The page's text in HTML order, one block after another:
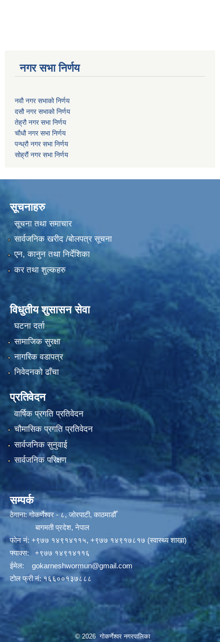
नगर सभा निर्णय
नवौ नगर सभाको निर्णय
दसौ नगर सभाको निर्णय
तेह्रौ नगर सभा निर्णय
चौधौ नगर सभा निर्णय
पन्ध्रौ नगर सभा निर्णय
सोह्रौं नगर सभा निर्णय
सूचनाहरु
सूचना तथा समाचार
सार्वजनिक खरीद /बोलपत्र सूचना
एन, कानुन तथा निर्देशिका
कर तथा शुल्कहरु
विधुतीय शुसासन सेवा
घटना दर्ता
सामाजिक सुरक्षा
नागरिक वडापत्र
निवेदनको ढाँचा
प्रतिवेदन
वार्षिक प्रगति प्रतिवेदन
चौमासिक प्रगति प्रतिवेदन
सार्वजनिक सुनुवाई
सार्वजनिक परिक्षण
सम्पर्क
ठेगाना: गोकर्णेश्वर - ८, जोरपाटी, काठमाडौँ
बागमती प्रदेश, नेपाल
फोन नं: +९७७ १४९१४११५, +९७७ १४९१७८१७ (स्वास्थ्य शाखा)
फ्याक्स: +९७७ १४९१४११६
ईमेल: gokarneshwormun@gmail.com
टोल फ्री नं:१६६००१३७८८८
© 2026 गोकर्णेश्वर नगरपालिका